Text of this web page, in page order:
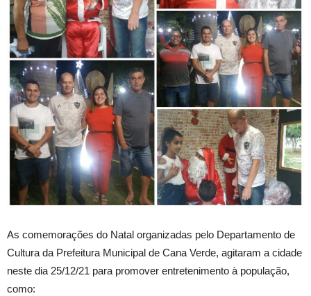
As comemorações do Natal organizadas pelo Departamento de
Cultura da Prefeitura Municipal de Cana Verde, agitaram a cidade
neste dia 25/12/21 para promover entretenimento à população,
como: